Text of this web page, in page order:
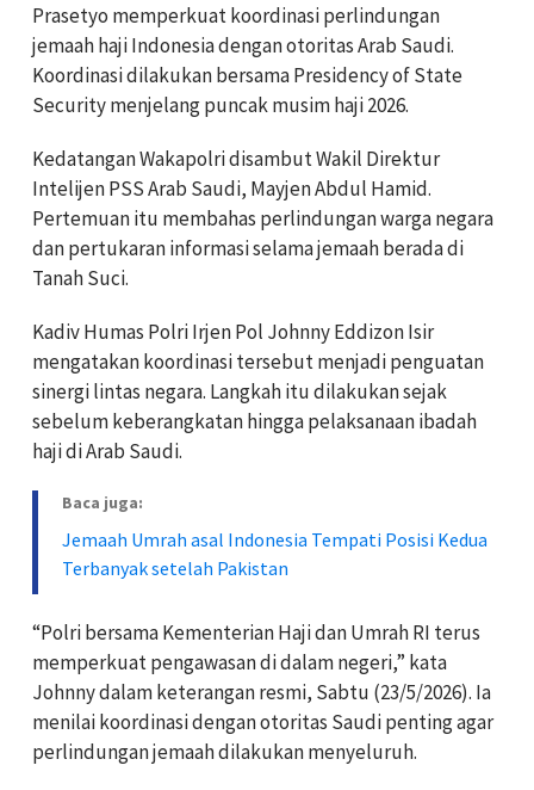
Prasetyo memperkuat koordinasi perlindungan
jemaah haji Indonesia dengan otoritas Arab Saudi.
Koordinasi dilakukan bersama Presidency of State
Security menjelang puncak musim haji 2026.
Kedatangan Wakapolri disambut Wakil Direktur
Intelijen PSS Arab Saudi, Mayjen Abdul Hamid.
Pertemuan itu membahas perlindungan warga negara
dan pertukaran informasi selama jemaah berada di
Tanah Suci.
Kadiv Humas Polri Irjen Pol Johnny Eddizon Isir
mengatakan koordinasi tersebut menjadi penguatan
sinergi lintas negara. Langkah itu dilakukan sejak
sebelum keberangkatan hingga pelaksanaan ibadah
haji di Arab Saudi.
Baca juga:
Jemaah Umrah asal Indonesia Tempati Posisi Kedua
Terbanyak setelah Pakistan
“Polri bersama Kementerian Haji dan Umrah RI terus
memperkuat pengawasan di dalam negeri,” kata
Johnny dalam keterangan resmi, Sabtu (23/5/2026). Ia
menilai koordinasi dengan otoritas Saudi penting agar
perlindungan jemaah dilakukan menyeluruh.